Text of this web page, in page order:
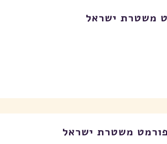
משטרת ישראל
משטרת ישראל